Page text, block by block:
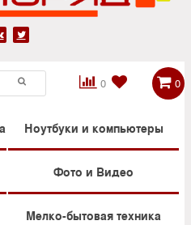

0

 0
Ноутбуки и компьютеры
Фото и Видео
Мелко-бытовая техника